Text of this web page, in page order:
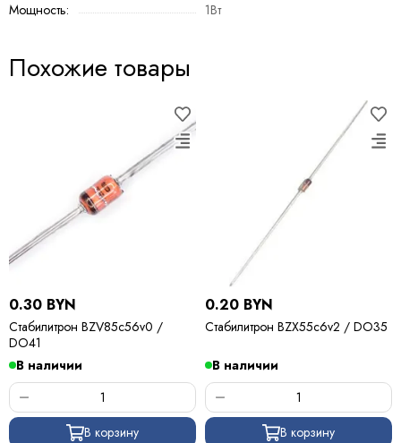
Мощность:
1Вт
Похожие товары
0.30 BYN
Стабилитрон BZV85c56v0 /
DO41
В наличии
В корзину
0.20 BYN
Стабилитрон BZX55c6v2 / DO35
В наличии
В корзину